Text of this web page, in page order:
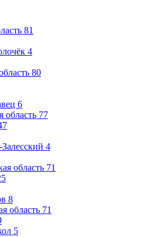
81
4
80
6
область 77
4
область 71
8
область 71
5